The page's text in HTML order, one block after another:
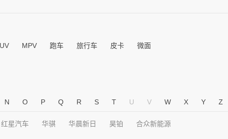
MPV 跑车 旅行车 皮卡 微面
N O P Q R S T U V W X Y Z
红星汽车 华骐 华晨新日 昊铂 合众新能源